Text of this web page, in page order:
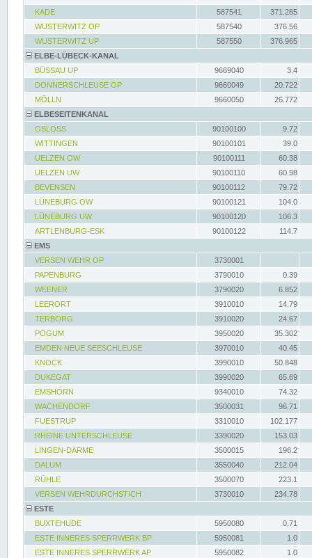
KADE
587541
371.285
WUSTERWITZ OP
587540
376.56
WUSTERWITZ UP
587550
376.965
ELBE-LÜBECK-KANAL
BÜSSAU UP
9669040
3.4
DONNERSCHLEUSE OP
9660049
20.722
MÖLLN
9660050
26.772
ELBESEITENKANAL
OSLOSS
90100100
9.72
WITTINGEN
90100101
39.0
UELZEN OW
90100111
60.38
UELZEN UW
90100110
60.98
BEVENSEN
90100112
79.72
LÜNEBURG OW
90100121
104.0
LÜNEBURG UW
90100120
106.3
ARTLENBURG-ESK
90100122
114.7
EMS
VERSEN WEHR OP
3730001
PAPENBURG
3790010
0.39
WEENER
3790020
6.852
LEERORT
3910010
14.79
TERBORG
3910020
24.67
POGUM
3950020
35.302
EMDEN NEUE SEESCHLEUSE
3970010
40.45
KNOCK
3990010
50.848
DUKEGAT
3990020
65.69
EMSHÖRN
9340010
74.32
WACHENDORF
3500031
96.71
FUESTRUP
3310010
102.177
RHEINE UNTERSCHLEUSE
3390020
153.03
LINGEN-DARME
3500015
196.2
DALUM
3550040
212.04
RÜHLE
3500070
223.1
VERSEN WEHRDURCHSTICH
3730010
234.78
ESTE
BUXTEHUDE
5950080
0.71
ESTE INNERES SPERRWERK BP
5950081
1.0
ESTE INNERES SPERRWERK AP
5950082
1.0